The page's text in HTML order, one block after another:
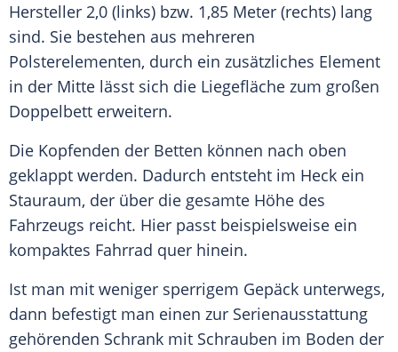
Hersteller 2,0 (links) bzw. 1,85 Meter (rechts) lang
sind. Sie bestehen aus mehreren
Polsterelementen, durch ein zusätzliches Element
in der Mitte lässt sich die Liegefläche zum großen
Doppelbett erweitern.
Die Kopfenden der Betten können nach oben
geklappt werden. Dadurch entsteht im Heck ein
Stauraum, der über die gesamte Höhe des
Fahrzeugs reicht. Hier passt beispielsweise ein
kompaktes Fahrrad quer hinein.
Ist man mit weniger sperrigem Gepäck unterwegs,
dann befestigt man einen zur Serienausstattung
gehörenden Schrank mit Schrauben im Boden der